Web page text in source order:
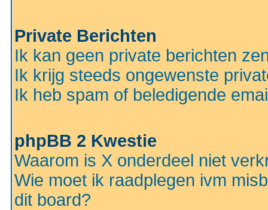
Private Berichten
Ik kan geen private berichten
Ik krijg steeds ongewenste
Ik heb spam of beledigende
phpBB 2 Kwestie
Waarom is X onderdeel niet
Wie moet ik raadplegen ivm
dit board?